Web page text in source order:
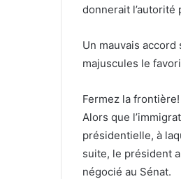
donnerait
Un mauvais
majuscules le
Fermez la
Alors que
présidentielle, à
suite, le président
négocié au Sénat.